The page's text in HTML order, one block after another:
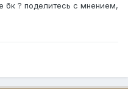
бк ? поделитесь с мнением,